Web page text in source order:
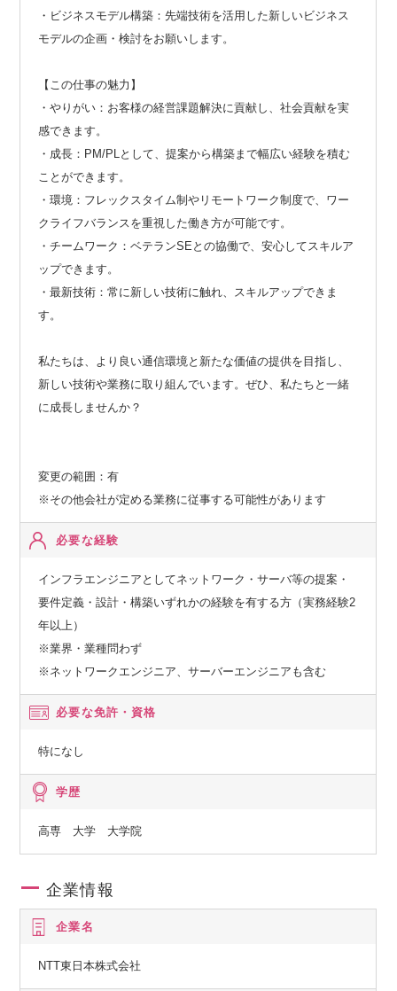
・ビジネスモデル構築：先端技術を活用した新しいビジネス
モデルの企画・検討をお願いします。
【この仕事の魅力】
・やりがい：お客様の経営課題解決に貢献し、社会貢献を実
感できます。
・成長：PM/PLとして、提案から構築まで幅広い経験を積む
ことができます。
・環境：フレックスタイム制やリモートワーク制度で、ワー
クライフバランスを重視した働き方が可能です。
・チームワーク：ベテランSEとの協働で、安心してスキルア
ップできます。
・最新技術：常に新しい技術に触れ、スキルアップできま
す。
私たちは、より良い通信環境と新たな価値の提供を目指し、
新しい技術や業務に取り組んでいます。ぜひ、私たちと一緒
に成長しませんか？
変更の範囲：有
※その他会社が定める業務に従事する可能性があります
必要な経験
インフラエンジニアとしてネットワーク・サーバ等の提案・
要件定義・設計・構築いずれかの経験を有する方（実務経験2
年以上）
※業界・業種問わず
※ネットワークエンジニア、サーバーエンジニアも含む
必要な免許・資格
特になし
学歴
高専 大学 大学院
企業情報
企業名
NTT東日本株式会社